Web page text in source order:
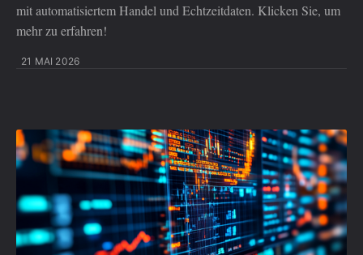
mit automatisiertem Handel und Echtzeitdaten. Klicken Sie, um
mehr zu erfahren!
21 MAI 2026